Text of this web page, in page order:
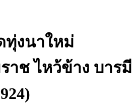
ทุ่งนาใหม่
าช ไหว้ข้าง บารมี